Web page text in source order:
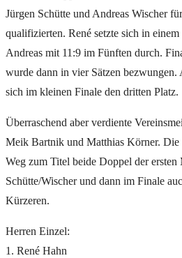
Jürgen Schütte und Andreas Wischer
qualifizierten. René setzte sich in
Andreas mit 11:9 im Fünften durch.
wurde dann in vier Sätzen bezwungen.
sich im kleinen Finale den dritten Platz.
Überraschend aber verdiente
Meik Bartnik und Matthias Körner. Die
Weg zum Titel beide Doppel der ersten
Schütte/Wischer und dann im Finale
Kürzeren.
Herren Einzel:
1. René Hahn